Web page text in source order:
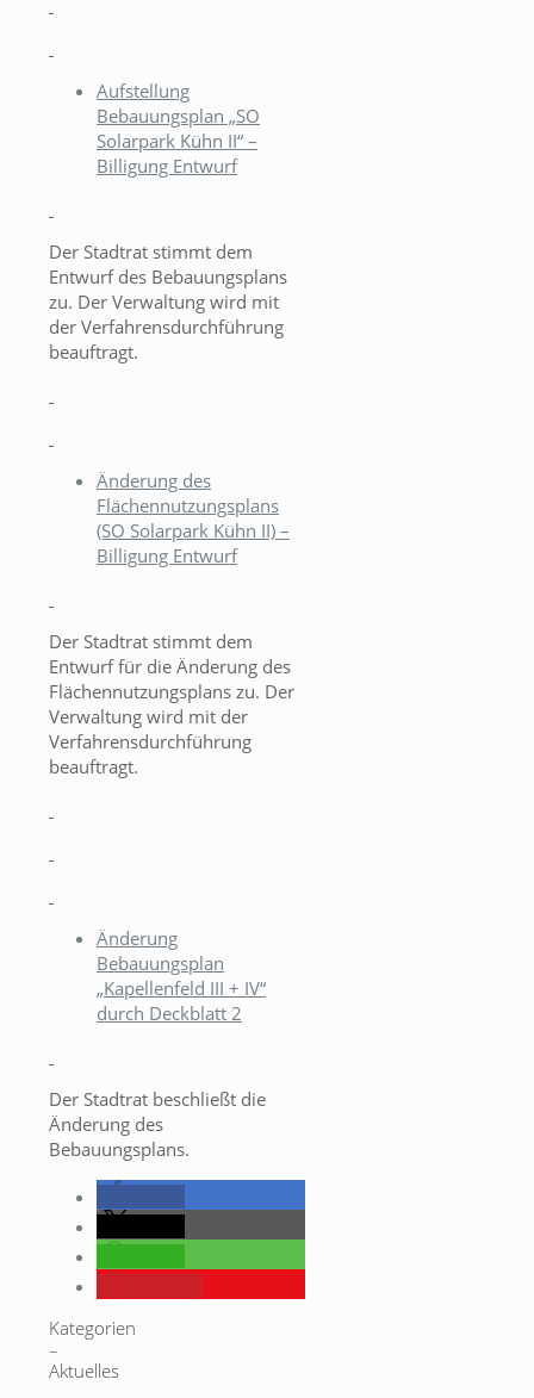
Aufstellung
Bebauungsplan „SO
Solarpark Kühn II“ –
Billigung Entwurf
Der Stadtrat stimmt dem
Entwurf des Bebauungsplans
zu. Der Verwaltung wird mit
der Verfahrensdurchführung
beauftragt.
Änderung des
Flächennutzungsplans
(SO Solarpark Kühn II) –
Billigung Entwurf
Der Stadtrat stimmt dem
Entwurf für die Änderung des
Flächennutzungsplans zu. Der
Verwaltung wird mit der
Verfahrensdurchführung
beauftragt.
Änderung
Bebauungsplan
„Kapellenfeld III + IV“
durch Deckblatt 2
Der Stadtrat beschließt die
Änderung des
Bebauungsplans.
Kategorien
–
Aktuelles